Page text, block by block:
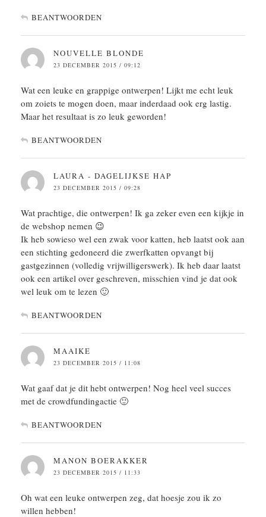
BEANTWOORDEN
NOUVELLE BLONDE
23 DECEMBER 2015 / 09:12
Wat een leuke en grappige ontwerpen! Lijkt me echt leuk
om zoiets te mogen doen, maar inderdaad ook erg lastig.
Maar het resultaat is zo leuk geworden!
BEANTWOORDEN
LAURA - DAGELIJKSE HAP
23 DECEMBER 2015 / 09:28
Wat prachtige, die ontwerpen! Ik ga zeker even een kijkje in
de webshop nemen 😉
Ik heb sowieso wel een zwak voor katten, heb laatst ook aan
een stichting gedoneerd die zwerfkatten opvangt bij
gastgezinnen (volledig vrijwilligerswerk). Ik heb daar laatst
ook een artikel over geschreven, misschien vind je dat ook
wel leuk om te lezen 🙂
BEANTWOORDEN
MAAIKE
23 DECEMBER 2015 / 11:08
Wat gaaf dat je dit hebt ontwerpen! Nog heel veel succes
met de crowdfundingactie 🙂
BEANTWOORDEN
MANON BOERAKKER
23 DECEMBER 2015 / 11:33
Oh wat een leuke ontwerpen zeg, dat hoesje zou ik zo
willen hebben!